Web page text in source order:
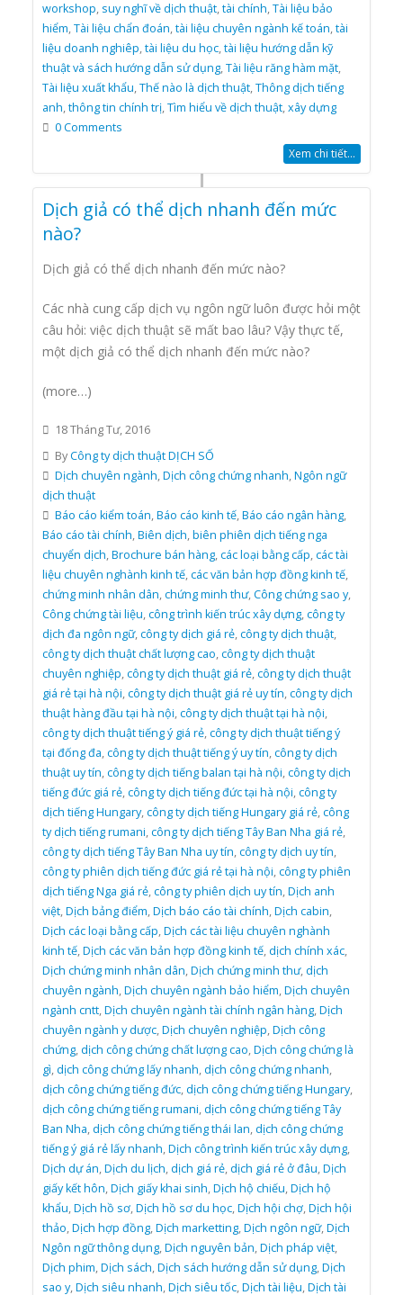
workshop, suy nghĩ về dịch thuật,tài chính,Tài liệu bảo
hiểm,Tài liệu chẩn đoán,tài liệu chuyên ngành kế toán,tài
liệu doanh nghiêp,tài liệu du học,tài liệu hướng dẫn kỹ
thuật và sách hướng dẫn sử dụng,Tài liệu răng hàm mặt,
Tài liệu xuất khẩu,Thế nào là dịch thuật,Thông dịch tiếng
anh,thông tin chính trị,Tìm hiểu về dịch thuật,xây dựng
0 Comments
Xem chi tiết...
Dịch giả có thể dịch nhanh đến mức
nào?
Dịch giả có thể dịch nhanh đến mức nào?
Các nhà cung cấp dịch vụ ngôn ngữ luôn được hỏi một
câu hỏi: việc dịch thuật sẽ mất bao lâu? Vậy thực tế,
một dịch giả có thể dịch nhanh đến mức nào?
(more…)
18 Tháng Tư, 2016
ByCông ty dịch thuật DỊCH SỐ
Dịch chuyên ngành,Dịch công chứng nhanh,Ngôn ngữ
dịch thuật
Báo cáo kiểm toán,Báo cáo kinh tế,Báo cáo ngân hàng,
Báo cáo tài chính,Biên dịch,biên phiên dịch tiếng nga
chuyển dịch,Brochure bán hàng,các loại bằng cấp,các tài
liệu chuyên nghành kinh tế,các văn bản hợp đồng kinh tế,
chứng minh nhân dân,chứng minh thư,Công chứng sao y,
Công chứng tài liệu,công trình kiến trúc xây dựng,công ty
dịch đa ngôn ngữ,công ty dịch giá rẻ,công ty dịch thuật,
công ty dịch thuật chất lượng cao,công ty dịch thuật
chuyên nghiệp,công ty dịch thuật giá rẻ,công ty dịch thuật
giá rẻ tại hà nội,công ty dịch thuật giá rẻ uy tín,công ty dịch
thuật hàng đầu tại hà nội,công ty dịch thuật tại hà nội,
công ty dịch thuật tiếng ý giá rẻ,công ty dịch thuật tiếng ý
tại đống đa,công ty dịch thuật tiếng ý uy tín,công ty dịch
thuật uy tín,công ty dịch tiếng balan tại hà nội,công ty dịch
tiếng đức giá rẻ,công ty dịch tiếng đức tại hà nội,công ty
dịch tiếng Hungary,công ty dịch tiếng Hungary giá rẻ,công
ty dịch tiếng rumani,công ty dịch tiếng Tây Ban Nha giá rẻ,
công ty dịch tiếng Tây Ban Nha uy tín,công ty dịch uy tín,
công ty phiên dịch tiếng đức giá rẻ tại hà nội,công ty phiên
dịch tiếng Nga giá rẻ,công ty phiên dịch uy tín,Dịch anh
việt,Dịch bảng điểm,Dịch báo cáo tài chính,Dịch cabin,
Dịch các loại bằng cấp,Dịch các tài liệu chuyên nghành
kinh tế,Dịch các văn bản hợp đồng kinh tế,dịch chính xác,
Dịch chứng minh nhân dân,Dịch chứng minh thư,dịch
chuyên ngành,Dịch chuyên ngành bảo hiểm,Dịch chuyên
ngành cntt,Dịch chuyên ngành tài chính ngân hàng,Dịch
chuyên ngành y dược,Dịch chuyên nghiệp,Dịch công
chứng,dịch công chứng chất lượng cao,Dịch công chứng là
gì,dịch công chứng lấy nhanh,dịch công chứng nhanh,
dịch công chứng tiếng đức,dịch công chứng tiếng Hungary,
dịch công chứng tiếng rumani,dịch công chứng tiếng Tây
Ban Nha,dịch công chứng tiếng thái lan,dịch công chứng
tiếng ý giá rẻ lấy nhanh,Dịch công trình kiến trúc xây dựng,
Dịch dự án,Dịch du lịch,dịch giá rẻ,dịch giá rẻ ở đâu,Dịch
giấy kết hôn,Dịch giấy khai sinh,Dịch hộ chiếu,Dịch hộ
khẩu,Dịch hồ sơ,Dịch hồ sơ du học,Dịch hội chợ,Dịch hội
thảo,Dịch hợp đồng,Dịch marketting,Dịch ngôn ngữ,Dịch
Ngôn ngữ thông dụng,Dịch nguyên bản,Dịch pháp việt,
Dịch phim,Dịch sách,Dịch sách hướng dẫn sử dụng,Dịch
sao y,Dịch siêu nhanh,Dịch siêu tốc,Dịch tài liệu,Dịch tài